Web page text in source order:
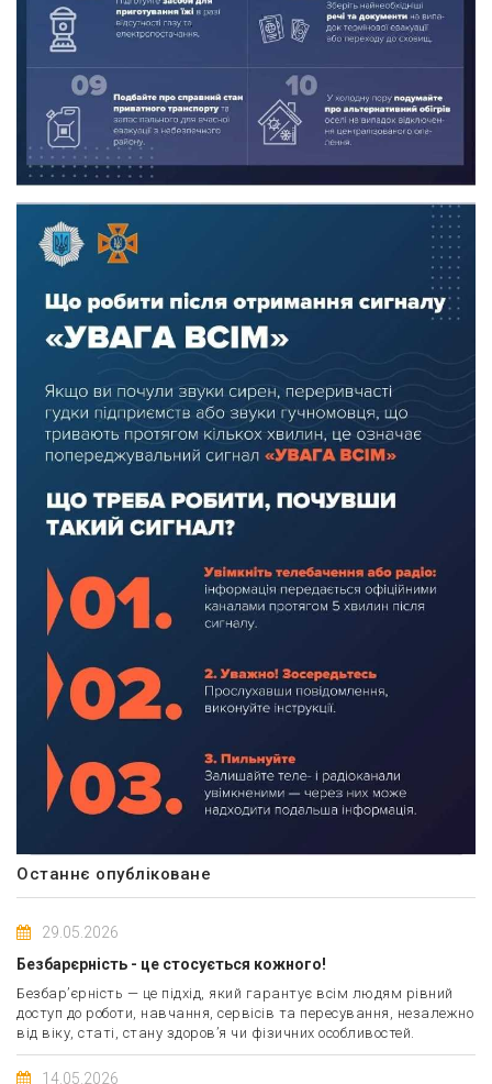
Останнє опубліковане
29.05.2026
Безбарєрність - це стосується кожного!
Безбар’єрність — це підхід, який гарантує всім людям рівний
доступ до роботи, навчання, сервісів та пересування, незалежно
від віку, статі, стану здоров’я чи фізичних особливостей.
14.05.2026